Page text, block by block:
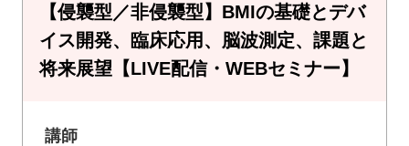
【侵襲型／非侵襲型】BMIの基礎とデバ
イス開発、臨床応用、脳波測定、課題と
将来展望【LIVE配信・WEBセミナー】
講師